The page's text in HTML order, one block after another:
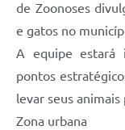
de Zoonoses
e gatos no
A equipe estará
pontos
levar seus animais
Zona urbana